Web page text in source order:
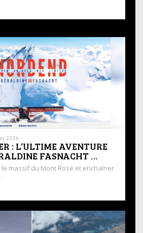
2026
: L’ULTIME AVENTURE
FASNACHT …
massif du Mont Rose et enchaîner